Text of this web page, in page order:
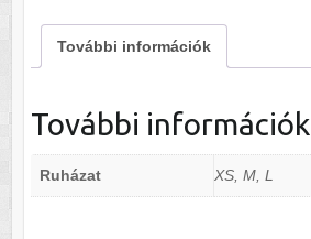
mennyiség
További információk
További információk
Ruházat XS, M, L